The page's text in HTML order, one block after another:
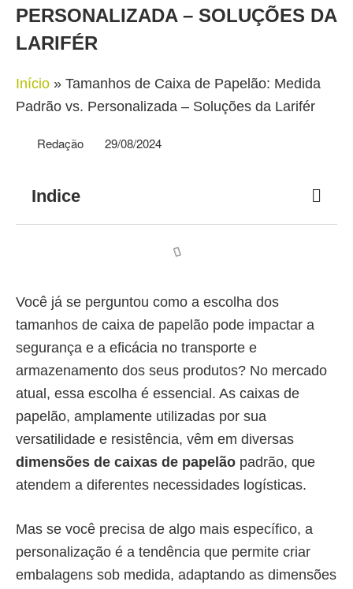
PERSONALIZADA – SOLUÇÕES DA
LARIFÉR
Início » Tamanhos de Caixa de Papelão: Medida
Padrão vs. Personalizada – Soluções da Larifér
Redação 29/08/2024
Indice
Você já se perguntou como a escolha dos
tamanhos de caixa de papelão pode impactar a
segurança e a eficácia no transporte e
armazenamento dos seus produtos? No mercado
atual, essa escolha é essencial. As caixas de
papelão, amplamente utilizadas por sua
versatilidade e resistência, vêm em diversas
dimensões de caixas de papelão padrão, que
atendem a diferentes necessidades logísticas.
Mas se você precisa de algo mais específico, a
personalização é a tendência que permite criar
embalagens sob medida, adaptando as dimensões